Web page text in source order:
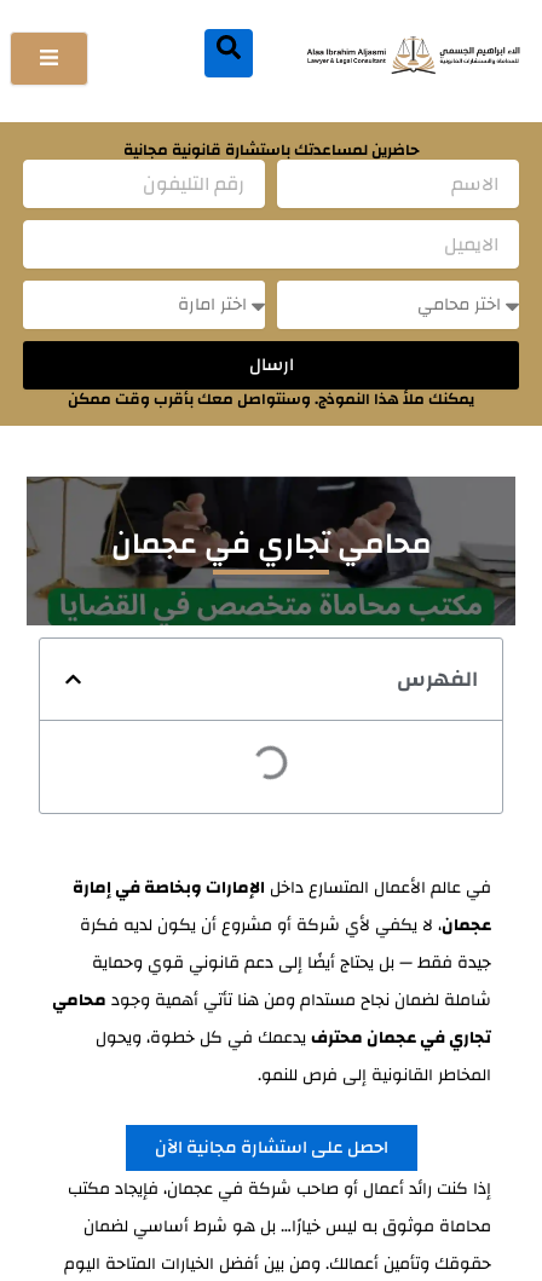
إلى
المحتوى
حاضرين لمساعدتك باستشارة قانونية مجانية
ارسال
يمكنك ملأ هذا النموذج. وسنتواصل معك بأقرب وقت ممكن
محامي تجاري في عجمان
الفهرس
في عالم الأعمال المتسارع داخل الإمارات وبخاصة في إمارة
عجمان، لا يكفي لأي شركة أو مشروع أن يكون لديه فكرة
جيدة فقط — بل يحتاج أيضًا إلى دعم قانوني قوي وحماية
شاملة لضمان نجاح مستدام ومن هنا تأتي أهمية وجودمحامي
تجاري في عجمان محترفيدعمك في كل خطوة، ويحول
المخاطر القانونية إلى فرص للنمو.
احصل على استشارة مجانية الآن
إذا كنت رائد أعمال أو صاحب شركة في عجمان، فإيجاد مكتب
محاماة موثوق به ليس خيارًا… بل هو شرط أساسي لضمان
حقوقك وتأمين أعمالك. ومن بين أفضل الخيارات المتاحة اليوم